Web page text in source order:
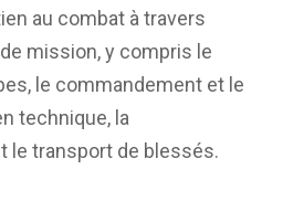
au combat à travers
mission, y compris le
le commandement et le
technique, la
le transport de blessés.